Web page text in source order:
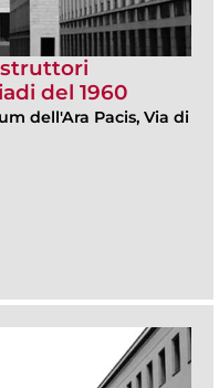
del 1960
dell'Ara Pacis, Via di